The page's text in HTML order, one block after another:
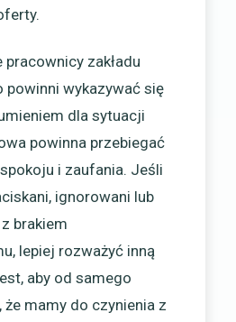
pracownicy zakładu
powinni wykazywać się
dla sytuacji
powinna przebiegać
i zaufania. Jeśli
ignorowani lub
brakiem
lepiej rozważyć inną
aby od samego
że mamy do czynienia z